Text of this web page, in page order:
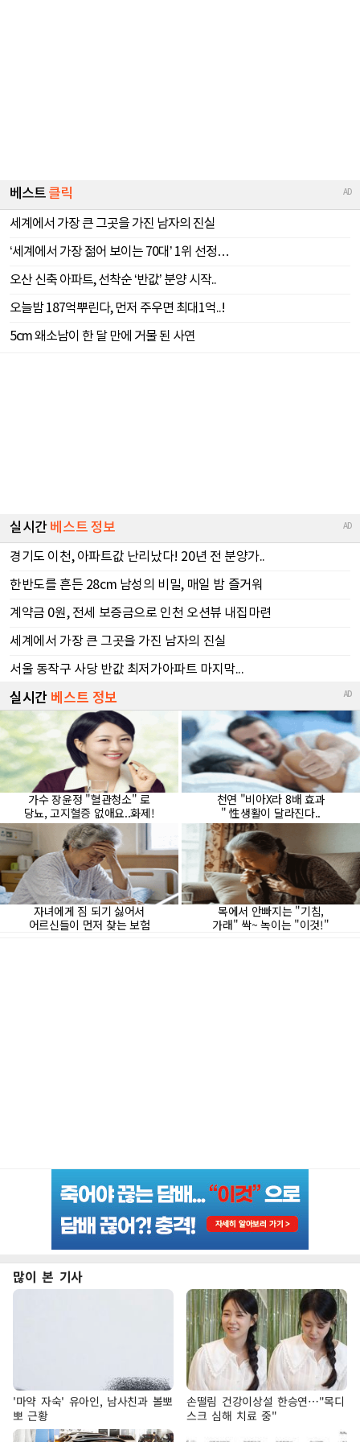
많이 본 기사
'마약 자숙' 유아인, 남사친과 볼뽀
뽀 근황
손떨림 건강이상설 한승연…"목디
스크 심해 치료 중"